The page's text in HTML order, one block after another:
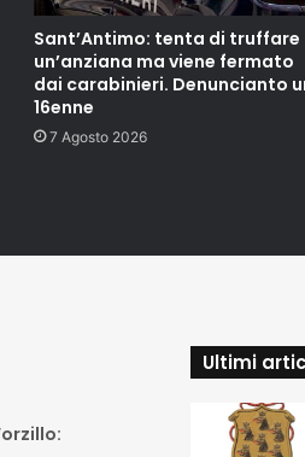
Sant’Antimo: tenta di truffare
un’anziana ma viene fermato
dai carabinieri. Denuncianto
16enne
7 Agosto 2026
Ultimi